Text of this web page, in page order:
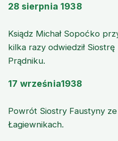
28 sierpnia 1938
Ksiądz Michał Sopoćko
kilka razy odwiedził
Prądniku.
17 września1938
Powrót Siostry Faustyny
Łagiewnikach.